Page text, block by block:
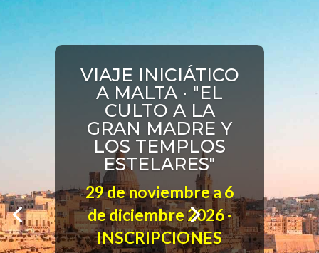
VIAJE INICIÁTICO
A MALTA · "EL
CULTO A LA
GRAN MADRE Y
LOS TEMPLOS
ESTELARES"
29 de noviembre a 6
de diciembre 2026 ·
INSCRIPCIONES